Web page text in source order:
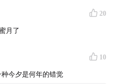
20
月了
10
今夕是何年的错觉